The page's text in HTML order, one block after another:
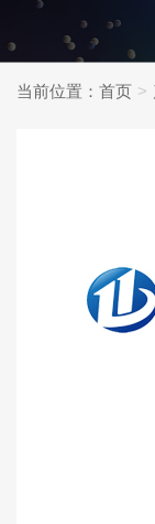
当前位置： 首页